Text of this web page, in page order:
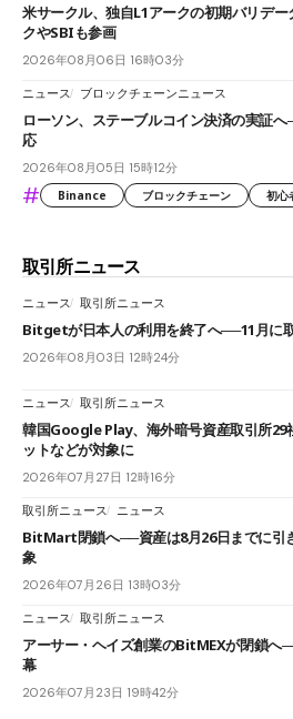
米サークル、独自L1アークの初期バリデ
クやSBIも参画
2026年08月06日 16時03分
ニュース ブロックチェーンニュース
ローソン、ステーブルコイン決済の実証
応
2026年08月05日 15時12分
# Binance ブロックチェーン 初心
取引所ニュース
ニュース 取引所ニュース
Bitgetが日本人の利用を終了へ──11月に
2026年08月03日 12時24分
ニュース 取引所ニュース
韓国Google Play、海外暗号資産取引所
ットなどが対象に
2026年07月27日 12時16分
取引所ニュース ニュース
BitMart閉鎖へ──資産は8月26日までに引
象
2026年07月26日 13時03分
ニュース 取引所ニュース
アーサー・ヘイズ創業のBitMEXが閉鎖へ
幕
2026年07月23日 19時42分